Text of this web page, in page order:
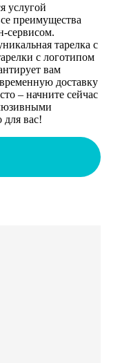
услугой
преимущества
сервисом.
тарелка с
с логотипом
вам
доставку
– начните сейчас
вас!